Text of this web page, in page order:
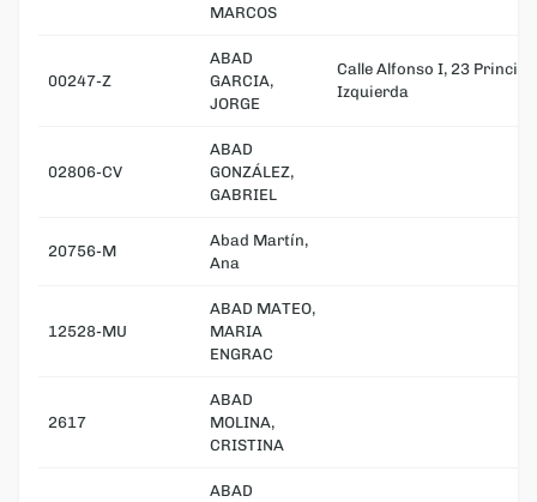
MARCOS
00247-Z
ABAD
GARCIA,
JORGE
Calle Alfonso I, 23
Izquierda
02806-CV
ABAD
GONZÁLEZ,
GABRIEL
20756-M
Abad Martín,
Ana
12528-MU
ABAD MATEO,
MARIA
ENGRAC
2617
ABAD
MOLINA,
CRISTINA
ABAD